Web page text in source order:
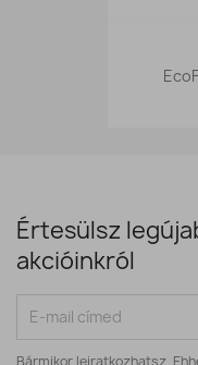
Értesülsz
akcióinkról
Bármikor leiratkozhatsz.